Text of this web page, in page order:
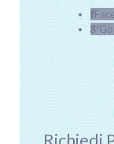
Richiedi